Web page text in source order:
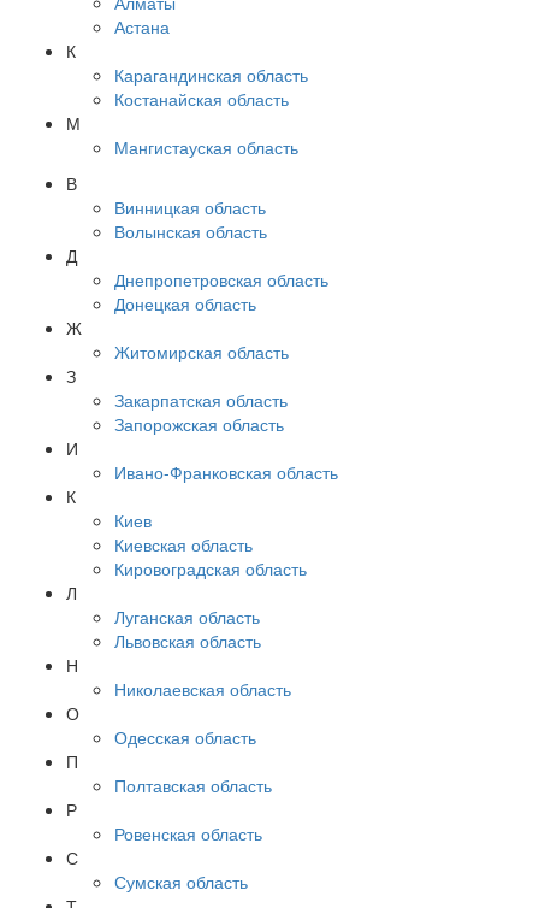
Астана
К
Карагандинская область
Костанайская область
М
Мангистауская область
В
Винницкая область
Волынская область
Д
Днепропетровская область
Донецкая область
Ж
Житомирская область
З
Закарпатская область
Запорожская область
И
Ивано-Франковская область
К
Киев
Киевская область
Кировоградская область
Л
Луганская область
Львовская область
Н
Николаевская область
О
Одесская область
П
Полтавская область
Р
Ровенская область
С
Сумская область